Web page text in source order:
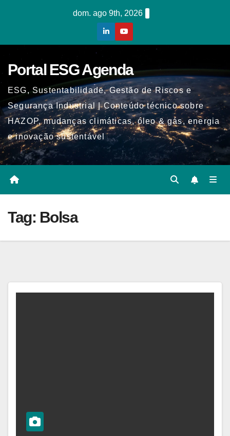
dom. ago 9th, 2026
Portal ESG Agenda
ESG, Sustentabilidade, Gestão de Riscos e
Segurança Industrial | Conteúdo técnico sobre
HAZOP, mudanças climáticas, óleo & gás, energia
e inovação sustentável
Tag: Bolsa